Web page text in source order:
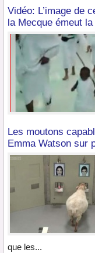
Vidéo: L’image de
la Mecque émeut
Les moutons
Emma Watson sur
que les...